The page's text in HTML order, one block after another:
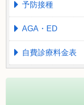
予防接種
AGA・ED
自費診療料金表